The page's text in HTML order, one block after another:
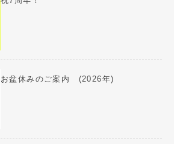
お盆休みのご案内 (2026年)